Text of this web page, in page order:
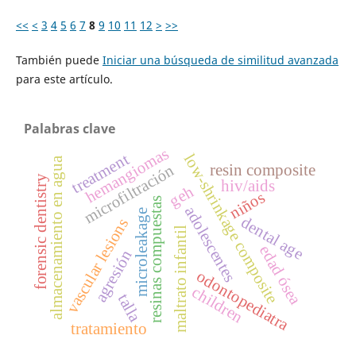
<< < 3 4 5 6 7 8 9 10 11 12 > >>
También puede Iniciar una búsqueda de similitud avanzada
para este artículo.
Palabras clave
microfiltración
almacenamiento en agua resinas compuestas
microleakage low-shrinkage composite
resin composite
maltrato infantil
agresión odontopediatra
hemangiomas niños
adolescentes
tratamiento
vascular lesions children
treatment
dental age
forensic dentistry edad ósea
talla
hiv/aids
geh